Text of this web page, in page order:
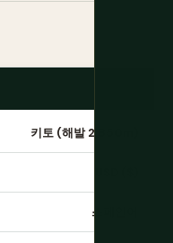
키토 (해발 2,850m)
스페인어